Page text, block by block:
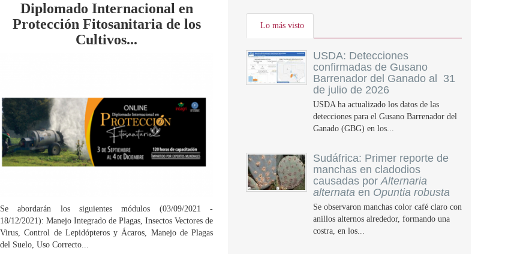
Diplomado Internacional en
Protección Fitosanitaria de los
Cultivos...
Se abordarán los siguientes módulos (03/09/2021 -
18/12/2021): Manejo Integrado de Plagas, Insectos Vectores de
Virus, Control de Lepidópteros y Ácaros, Manejo de Plagas
del Suelo, Uso Correcto...
Lo más visto
USDA: Detecciones
confirmadas de Gusano
Barrenador del Ganado al 31
de julio de 2026
USDA ha actualizado los datos de las
detecciones para el Gusano Barrenador del
Ganado (GBG) en los...
Sudáfrica: Primer reporte de
manchas en cladodios
causadas porAlternaria
alternata en Opuntia robusta
Se observaron manchas color café claro con
anillos alternos alrededor, formando una
costra, en los...